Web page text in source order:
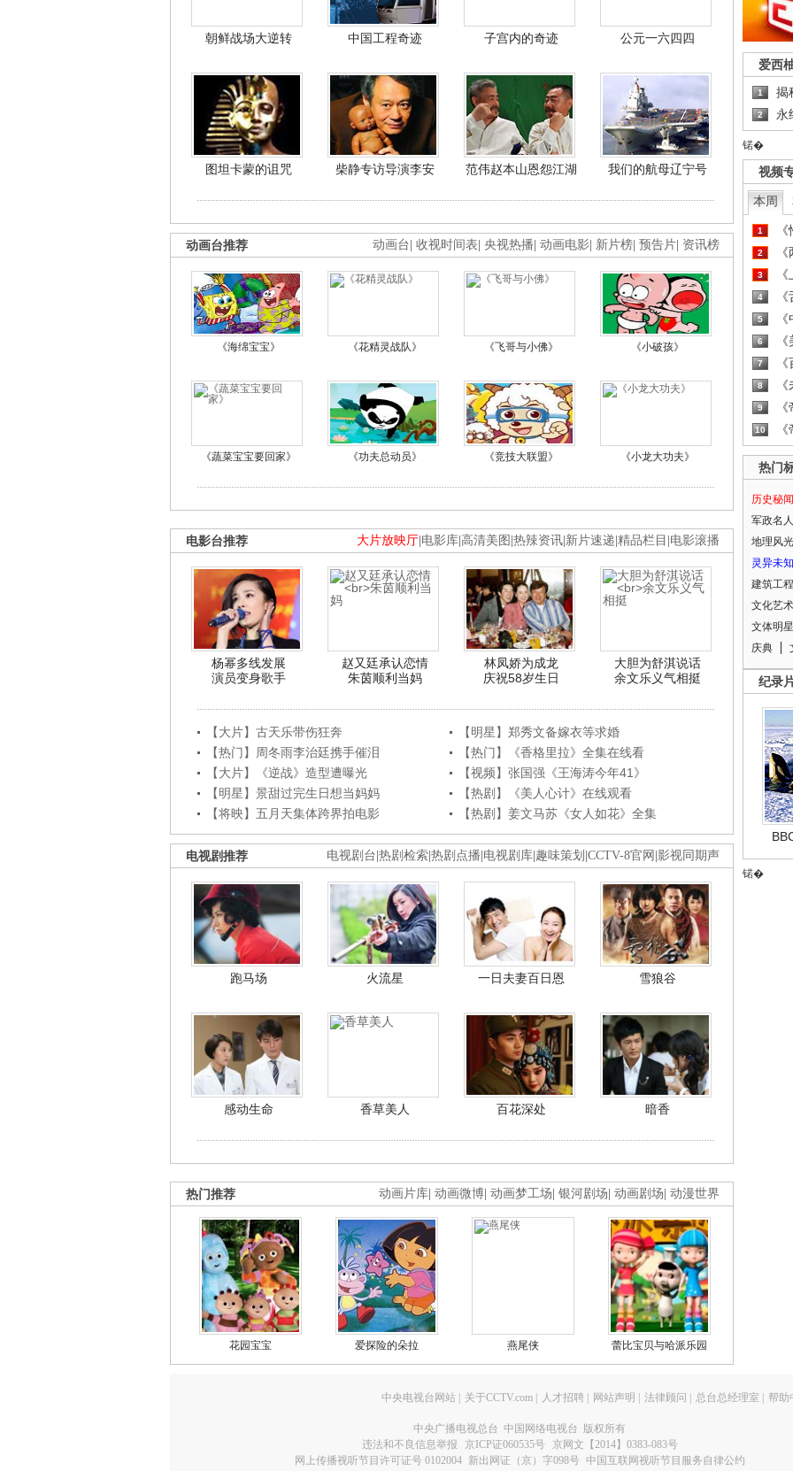
朝鲜战场大逆转 中国工程奇迹 子宫内的奇迹 公元一六四四
图坦卡蒙的诅咒 柴静专访导演李安 范伟赵本山恩怨江湖 我们的航母辽宁号
动画台 收视时间表 央视热播 动画电影 新片榜 预告片 资讯榜
动画台推荐
《海绵宝宝》 《花精灵战队》 《飞哥与小佛》 《小破孩》
《蔬菜宝宝要回家》 《功夫总动员》 《竞技大联盟》 《小龙大功夫》
大片放映厅 电影库 高清美图 热辣资讯 新片速递 精品栏目 电影滚播
电影台推荐
杨幂多线发展
演员变身歌手
赵又廷承认恋情
朱茵顺利当妈
林凤娇为成龙
庆祝58岁生日
大胆为舒淇说话
余文乐义气相挺
【大片】古天乐带伤狂奔
【明星】郑秀文备嫁衣等求婚
【热门】周冬雨李治廷携手催泪
【热门】《香格里拉》全集在线看
【大片】《逆战》造型遭曝光
【视频】张国强《王海涛今年41》
【明星】景甜过完生日想当妈妈
【热剧】《美人心计》在线观看
【将映】五月天集体跨界拍电影
【热剧】姜文马苏《女人如花》全集
电视剧台 热剧检索 热剧点播 电视剧库 趣味策划 CCTV-8官网 影视同期声
电视剧推荐
跑马场 火流星 一日夫妻百日恩 雪狼谷
感动生命 香草美人 百花深处 暗香
动画片库 动画微博 动画梦工场 银河剧场 动画剧场 动漫世界
热门推荐
花园宝宝 爱探险的朵拉 燕尾侠 蕾比宝贝与哈派乐园
爱西
1 揭
2 永
锘�
视频
本周
1
2
3
4
5
6
7
8
9
10
热门
历史秘闻
军政名人
地理风光
灵异未知
建筑工程
文化艺术
文体明星
庆典
纪录
锘�
中央电视台网站 关于CCTV.com 人才招聘 网站声明 法律顾问 总台总经理室 帮助
中央广播电视总台 中国网络电视台 版权所有
违法和不良信息举报
京ICP证060535号
京网文【2014】0383-083号
网上传播视听节目许可证号 0102004 新出网证（京）字098号 中国互联网视听节目服务自律公约